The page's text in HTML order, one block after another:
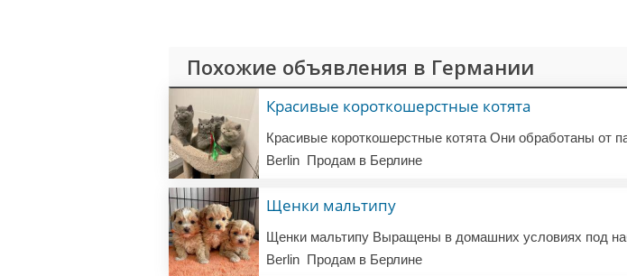
Похожие объявления в Германии
Красивые короткошерстные котята
Berlin Продам в Берлине
Щенки мальтипу
Berlin Продам в Берлине